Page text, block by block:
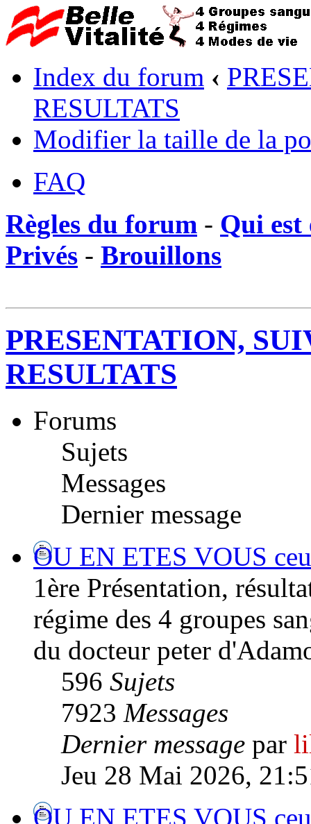
Index du forum ‹
RESULTATS
Modifier la taille de la
FAQ
Règles du forum - Qui est
Privés - Brouillons
PRESENTATION,
RESULTATS
Forums
Sujets
Messages
Dernier message
OU EN ETES VOUS
1ère Présentation,
régime des 4 groupes
du docteur peter
596 Sujets
7923 Messages
Dernier message par
Jeu 28 Mai 2026,
OU EN ETES VOUS